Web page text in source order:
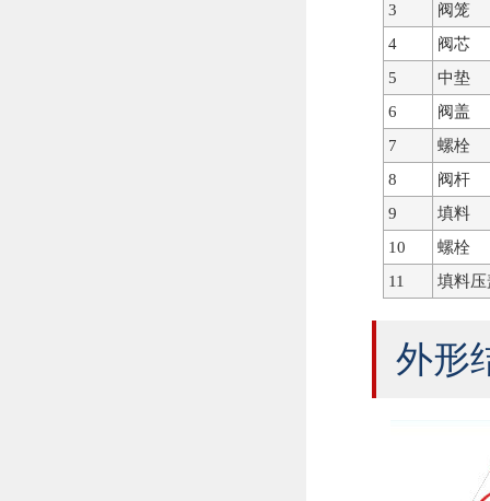
3
阀笼
4
阀芯
5
中垫
6
阀盖
7
螺栓
8
阀杆
9
填料
10
螺栓
11
填料压
外形